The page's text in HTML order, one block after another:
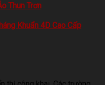
Thun Trơn
Khuẩn 4D Cao Cấp